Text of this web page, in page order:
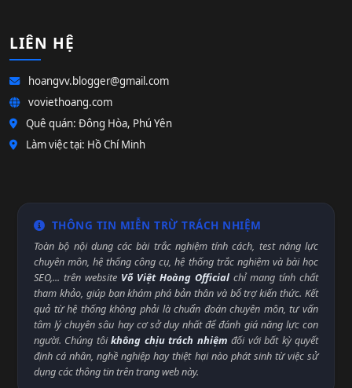
LIÊN HỆ
hoangvv.blogger@gmail.com
voviethoang.com
Quê quán: Đông Hòa, Phú Yên
Làm việc tại: Hồ Chí Minh
THÔNG TIN MIỄN TRỪ TRÁCH NHIỆM
Toàn bộ nội dung các bài trắc nghiệm tính cách, test năng lực
chuyên môn, hệ thống công cụ, hệ thống trắc nghiệm và bài học
SEO,... trên website Võ Việt Hoàng Official chỉ mang tính chất
tham khảo, giúp bạn khám phá bản thân và bổ trợ kiến thức. Kết
quả từ hệ thống không phải là chuẩn đoán chuyên môn, tư vấn
tâm lý chuyên sâu hay cơ sở duy nhất để đánh giá năng lực con
người. Chúng tôikhông chịu trách nhiệm đối với bất kỳ quyết
định cá nhân, nghề nghiệp hay thiệt hại nào phát sinh từ việc sử
dụng các thông tin trên trang web này.